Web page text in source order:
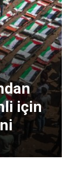
için